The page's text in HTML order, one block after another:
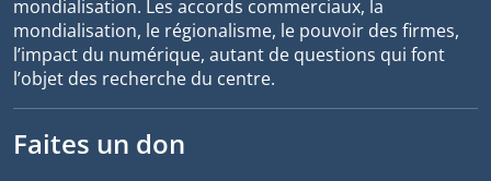
mondialisation. Les accords commerciaux, la
mondialisation, le régionalisme, le pouvoir des firmes,
l’impact du numérique, autant de questions qui font
l’objet des recherche du centre.
Faites un don